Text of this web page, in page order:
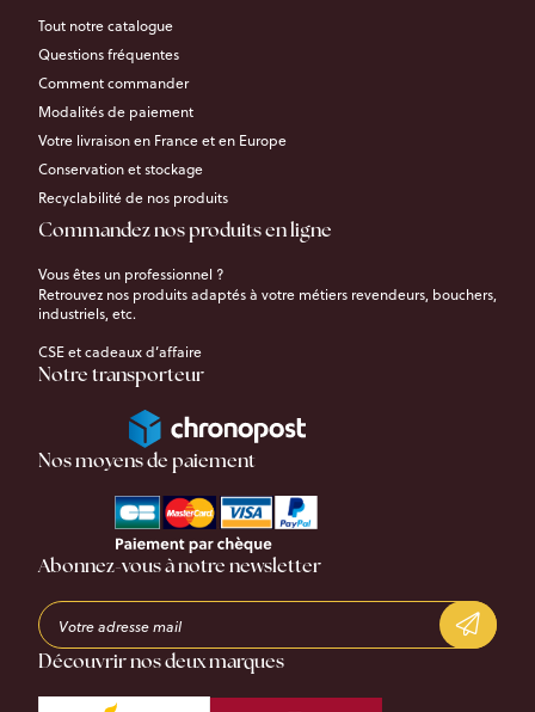
Tout notre catalogue
Questions fréquentes
Comment commander
Modalités de paiement
Votre livraison en France et en Europe
Conservation et stockage
Recyclabilité de nos produits
Commandez nos produits en ligne
Vous êtes un professionnel ?
Retrouvez nos produits adaptés à votre métiers revendeurs, bouchers,
industriels, etc.
CSE et cadeaux d’affaire
Notre transporteur
Nos moyens de paiement
Abonnez-vous à notre newsletter
Découvrir nos deux marques